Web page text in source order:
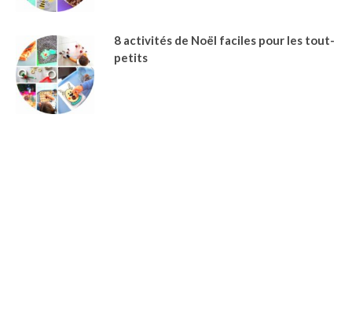
8 activités de Noël faciles pour les tout-
petits